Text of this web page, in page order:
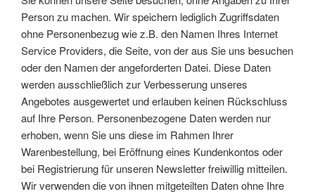
Person zu machen. Wir speichern lediglich Zugriffsdaten
ohne Personenbezug wie z.B. den Namen Ihres Internet
Service Providers, die Seite, von der aus Sie uns besuchen
oder den Namen der angeforderten Datei. Diese Daten
werden ausschließlich zur Verbesserung unseres
Angebotes ausgewertet und erlauben keinen Rückschluss
auf Ihre Person. Personenbezogene Daten werden nur
erhoben, wenn Sie uns diese im Rahmen Ihrer
Warenbestellung, bei Eröffnung eines Kundenkontos oder
bei Registrierung für unseren Newsletter freiwillig mitteilen.
Wir verwenden die von ihnen mitgeteilten Daten ohne Ihre